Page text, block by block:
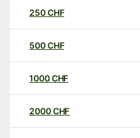
250CHF
500CHF
1000CHF
2000CHF